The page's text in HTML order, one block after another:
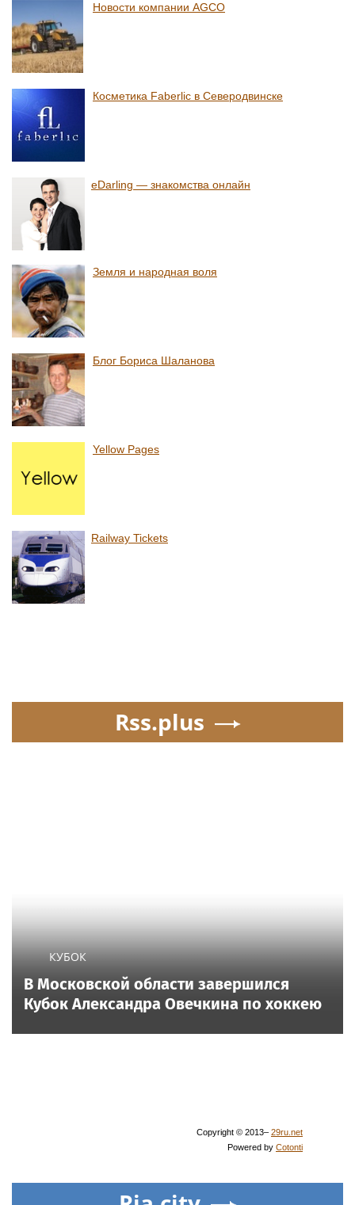
Новости компании AGCO
Косметика Faberlic в Северодвинске
eDarling — знакомства онлайн
Земля и народная воля
Блог Бориса Шаланова
Yellow Pages
Railway Tickets
Rss.plus
КУБОК
В Московской области завершился
Кубок Александра Овечкина по хоккею
Copyright © 2013– 29ru.net
Powered by Cotonti